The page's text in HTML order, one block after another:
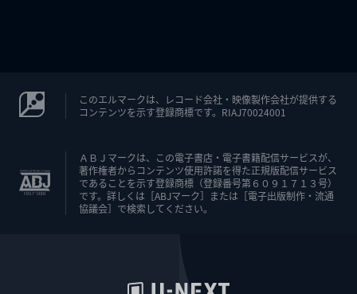
このエルマークは、レコード会社・映像製作会社が提供する
コンテンツを示す登録商標です。RIAJ70024001
ＡＢＪマークは、この電子書店・電子書籍配信サービスが、
著作権者からコンテンツ使用許諾を得た正規版配信サービス
であることを示す登録商標（登録番号第６０９１７１３号）
です。詳しくは［ABJマーク］または［電子出版制作・流通
協議会］で検索してください。